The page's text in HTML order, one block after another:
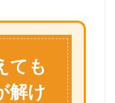
ても
解け